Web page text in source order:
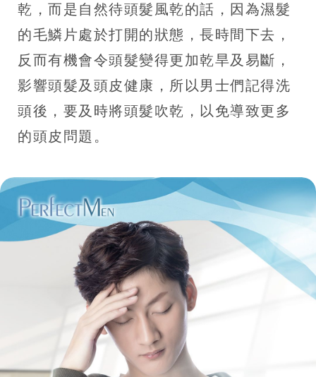
乾，而是自然待頭髮風乾的話，因為濕髮
的毛鱗片處於打開的狀態，長時間下去，
反而有機會令頭髮變得更加乾旱及易斷，
影響頭髮及頭皮健康，所以男士們記得洗
頭後，要及時將頭髮吹乾，以免導致更多
的頭皮問題。